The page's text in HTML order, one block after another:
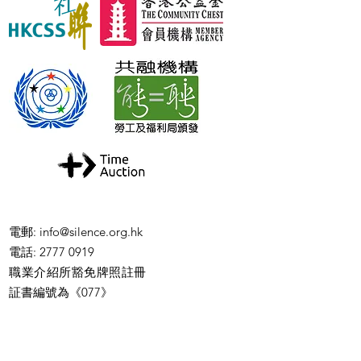
電郵: info@silence.org.hk
電話: 2777 0919
職業介紹所豁免牌照註冊
証書編號為《077》